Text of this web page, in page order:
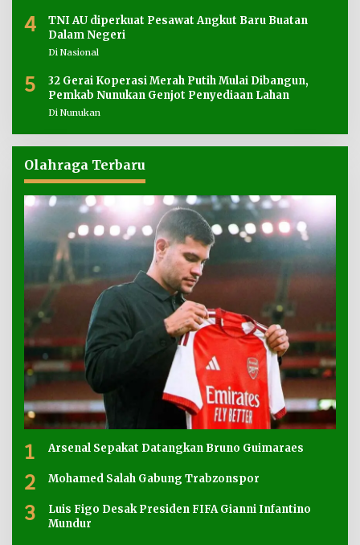
4
TNI AU diperkuat Pesawat Angkut Baru Buatan
Dalam Negeri
Di Nasional
5
32 Gerai Koperasi Merah Putih Mulai Dibangun,
Pemkab Nunukan Genjot Penyediaan Lahan
Di Nunukan
Olahraga Terbaru
1 Arsenal Sepakat Datangkan Bruno Guimaraes
2 Mohamed Salah Gabung Trabzonspor
3
Luis Figo Desak Presiden FIFA Gianni Infantino
Mundur